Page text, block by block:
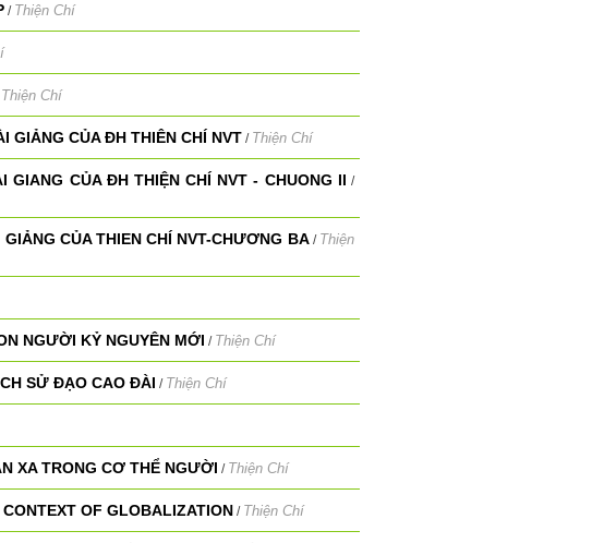
/ Thiện Chí
Thiện Chí
GIẢNG CỦA ĐH THIÊN CHÍ NVT / Thiện Chí
CỦA ĐH THIỆN CHÍ NVT - CHUONG II /
CỦA THIEN CHÍ NVT-CHƯƠNG BA/ Thiện
NGƯỜI KỶ NGUYÊN MỚI / Thiện Chí
SỬ ĐẠO CAO ĐÀI / Thiện Chí
XA TRONG CƠ THỂ NGƯỜI / Thiện Chí
OF GLOBALIZATION / Thiện Chí